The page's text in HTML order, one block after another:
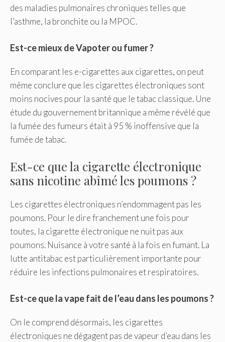
des maladies pulmonaires chroniques telles que
l’asthme, la bronchite ou la MPOC.
Est-ce mieux de Vapoter ou fumer ?
En comparant les e-cigarettes aux cigarettes, on peut
même conclure que les cigarettes électroniques sont
moins nocives pour la santé que le tabac classique. Une
étude du gouvernement britannique a même révélé que
la fumée des fumeurs était à 95 % inoffensive que la
fumée de tabac.
Est-ce que la cigarette électronique
sans nicotine abîmé les poumons ?
Les cigarettes électroniques n’endommagent pas les
poumons. Pour le dire franchement une fois pour
toutes, la cigarette électronique ne nuit pas aux
poumons. Nuisance à votre santé à la fois en fumant. La
lutte antitabac est particulièrement importante pour
réduire les infections pulmonaires et respiratoires.
Est-ce que la vape fait de l’eau dans les poumons ?
On le comprend désormais, les cigarettes
électroniques ne dégagent pas de vapeur d’eau dans les